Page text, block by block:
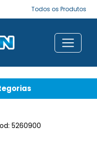
Todos os Produtos
5260900